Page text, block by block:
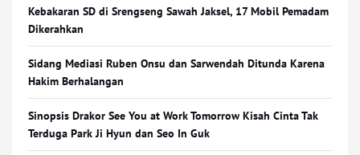
Kebakaran SD di Srengseng Sawah Jaksel, 17 Mobil Pemadam
Dikerahkan
Sidang Mediasi Ruben Onsu dan Sarwendah Ditunda Karena
Hakim Berhalangan
Sinopsis Drakor See You at Work Tomorrow Kisah Cinta Tak
Terduga Park Ji Hyun dan Seo In Guk